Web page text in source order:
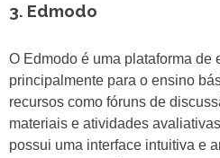
3. Edmodo
O Edmodo é uma plataforma de
principalmente para o ensino
recursos como fóruns de
materiais e atividades
possui uma interface intuitiva e